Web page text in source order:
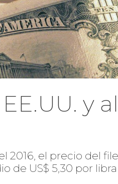
y
el precio del
US$ 5,30 por libra